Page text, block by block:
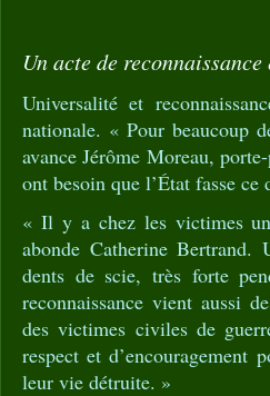
Un acte de
Universalité et
nationale. « Pour beaucoup
avance Jérôme Moreau,
ont besoin que l’État fasse
« Il y a chez les victimes
abonde Catherine Bertrand.
dents de scie, très forte
reconnaissance vient aussi
des victimes civiles de
respect et d’encouragement
leur vie détruite. »